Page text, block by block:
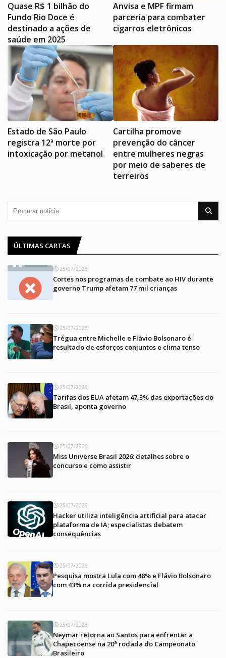
Quase R$ 1 bilhão do
Fundo Rio Doce é
destinado a ações de
saúde em 2025
Anvisa e MPF firmam
parceria para combater
cigarros eletrônicos
Estado de São Paulo
registra 12ª morte por
intoxicação por metanol
Cartilha promove
prevenção do câncer
entre mulheres negras
por meio de saberes de
terreiros
ÚLTIMAS CARTAS
25/07/2026
Cortes nos programas de combate ao HIV durante
governo Trump afetam 77 mil crianças
25/07/2026
Trégua entre Michelle e Flávio Bolsonaro é
resultado de esforços conjuntos e clima tenso
25/07/2026
Tarifas dos EUA afetam 47,3% das exportações do
Brasil, aponta governo
25/07/2026
Miss Universe Brasil 2026: detalhes sobre o
concurso e como assistir
25/07/2026
Hacker utiliza inteligência artificial para atacar
plataforma de IA; especialistas debatem
consequências
25/07/2026
Pesquisa mostra Lula com 48% e Flávio Bolsonaro
com 43% na corrida presidencial
25/07/2026
Neymar retorna ao Santos para enfrentar a
Chapecoense na 20ª rodada do Campeonato
Brasileiro